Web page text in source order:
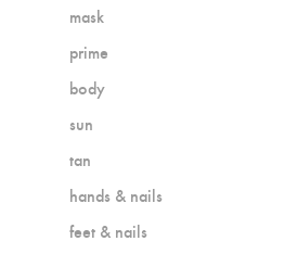
mask
prime
body
sun
tan
hands & nails
feet & nails